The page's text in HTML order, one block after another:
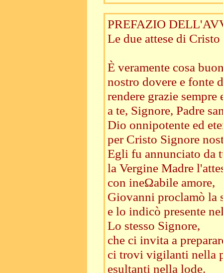
PREFAZIO
Le due attese di Cristo
È veramente cosa
nostro dovere e fonte
rendere grazie
a te, Signore, Padre
Dio onnipotente ed
per Cristo Signore
Egli fu annunciato da
la Vergine Madre
con ineΩabile amore,
Giovanni proclamò la
e lo indicò presente
Lo stesso Signore,
che ci invita a
ci trovi vigilanti nella
esultanti nella lode.